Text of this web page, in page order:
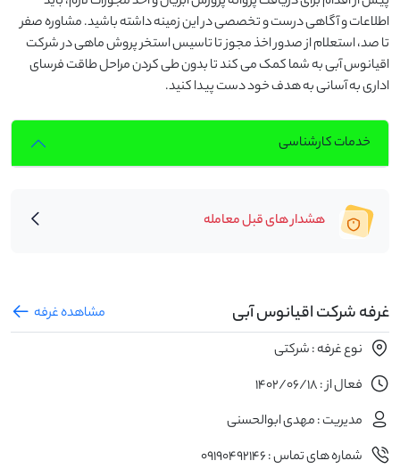
اطلاعات و آگاهی درست و تخصصی در این زمینه داشته باشید. مشاوره صفر
تا صد، استعلام از صدور اخذ مجوز تا تاسیس استخر پروش ماهی در شرکت
اقیانوس آبی به شما کمک می کند تا بدون طی کردن مراحل طاقت فرسای
اداری به آسانی به هدف خود دست پیدا کنید.
خدمات کارشناسی
هشدار های قبل معامله
غرفه شرکت اقیانوس آبی
مشاهده غرفه
نوع غرفه : شرکتی
فعال از : 1402/06/18
مدیریت : مهدی ابوالحسنی
شماره های تماس : 09190492146